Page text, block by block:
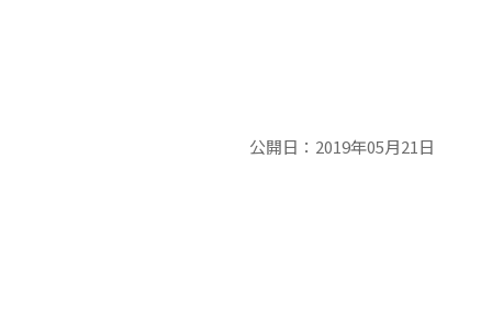
公開日： 2019年05月21日